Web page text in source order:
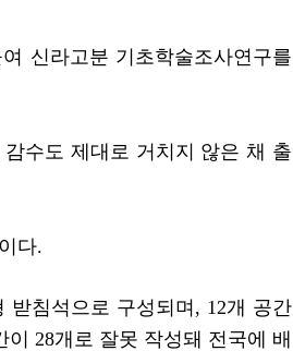
신라고분 기초학술조사연구를
수도 제대로 거치지 않은 채 출
다.
받침석으로 구성되며, 12개 공간
28개로 잘못 작성돼 전국에 배